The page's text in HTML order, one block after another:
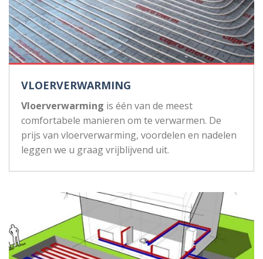
VLOERVERWARMING
Vloerverwarming is één van de meest
comfortabele manieren om te verwarmen. De
prijs van vloerverwarming, voordelen en nadelen
leggen we u graag vrijblijvend uit.